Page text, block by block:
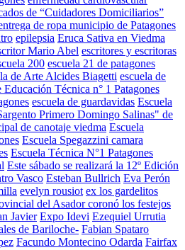
de “Cuidadores Domiciliarios”
de ropa municipio de Patagones
epilepsia Eruca Sativa en Viedma
Mario Abel escritores y escritoras
200 escuela 21 de patagones
de Arte Alcides Biagetti escuela de
Educación Técnica n° 1 Patagones
escuela de guardavidas Escuela
Primero Domingo Salinas" de
de canotaje viedma Escuela
Escuela Spegazzini camara
Escuela Técnica N°1 Patagones
Este sábado se realizará la 12º Edición
Vasco Esteban Bullrich Eva Perón
evelyn rousiot ex los gardelitos
del Asador coronó los festejos
Javier Expo Idevi Ezequiel Urrutia
de Bariloche- Fabian Spataro
Facundo Montecino Odarda Fairfax